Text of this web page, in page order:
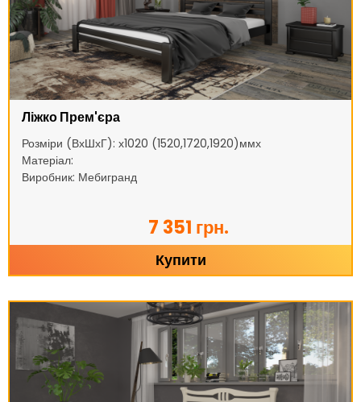
Ліжко Прем'єра
Розміри (ВхШхГ): х1020 (1520,1720,1920)ммх
Матеріал:
Виробник: Мебигранд
7 351 грн.
Купити